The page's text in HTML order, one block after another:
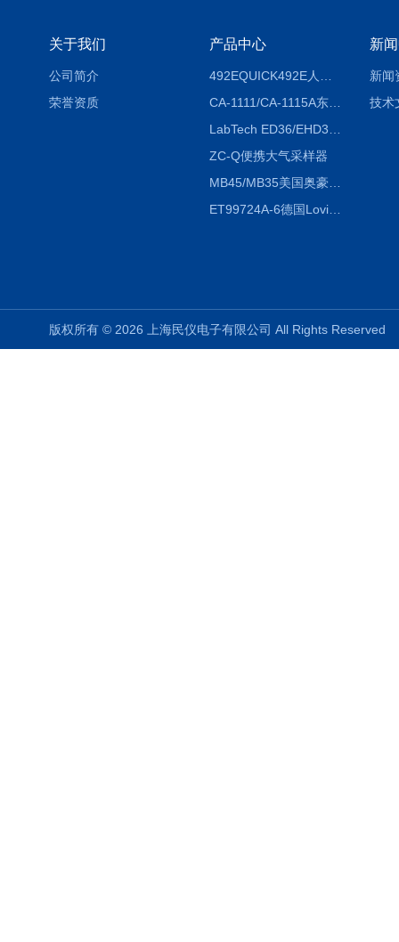
关于我们
公司简介
荣誉资质
产品中心
CA-1111/CA-1115A东京理化EYELA CA-1111/CA-1115A冷却水循环装置
ZC-Q便携大气采样器
MB45/MB35美国奥豪斯OHAUS MB45/MB35卤素红外水分测定仪
ET99724A-6德国Lovibond ET99724A-6微电脑BOD测定仪
新
新闻
技术
版权所有 © 2026 上海民仪电子有限公司 All Rights